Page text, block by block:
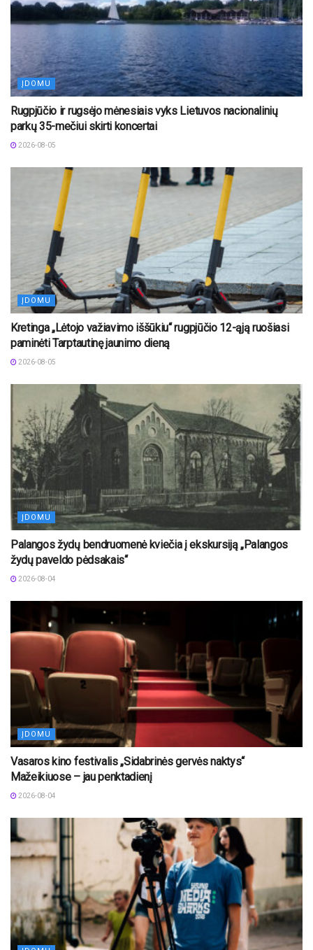
ĮDOMU
Rugpjūčio ir rugsėjo mėnesiais vyks Lietuvos nacionalinių
parkų 35-mečiui skirti koncertai
2026-08-05
ĮDOMU
Kretinga „Lėtojo važiavimo iššūkiu“ rugpjūčio 12-ąją ruošiasi
paminėti Tarptautinę jaunimo dieną
2026-08-05
ĮDOMU
Palangos žydų bendruomenė kviečia į ekskursiją „Palangos
žydų paveldo pėdsakais“
2026-08-04
ĮDOMU
Vasaros kino festivalis „Sidabrinės gervės naktys“
Mažeikiuose – jau penktadienį
2026-08-04